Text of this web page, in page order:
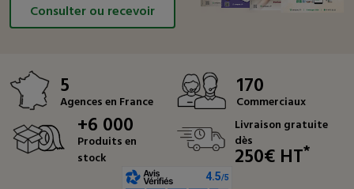
Consulter ou recevoir
5
Agences en France
170
Commerciaux
+6 000
Produits en
stock
Livraison gratuite
dès
250€ HT*